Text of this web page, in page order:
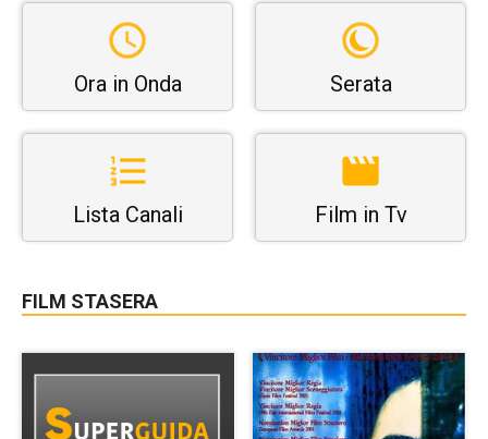
Ora in Onda Serata
Lista Canali Film in Tv
FILM STASERA